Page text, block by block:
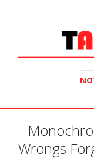
Wrongs